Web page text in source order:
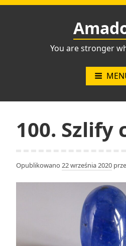
Przejdź
You are stronger
100. Szlify
Opublikowano 22 września 2020